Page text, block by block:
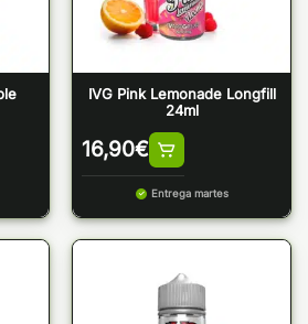
IVG Pink Lemonade Longfill
24ml
16,90€
Entrega martes